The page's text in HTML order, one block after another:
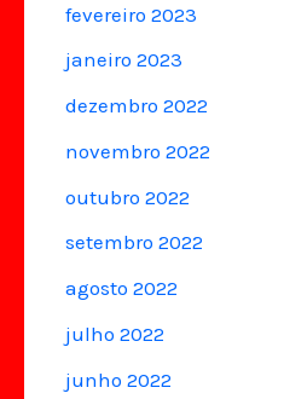
fevereiro 2023
janeiro 2023
dezembro 2022
novembro 2022
outubro 2022
setembro 2022
agosto 2022
julho 2022
junho 2022